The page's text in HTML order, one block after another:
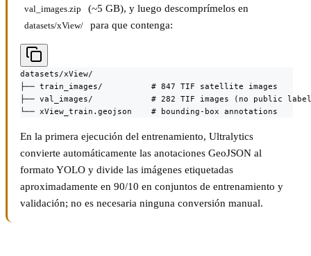
val_images.zip (~5 GB), y luego descomprímelos en
datasets/xView/ para que contenga:
datasets/xView/
├── train_images/          # 847 TIF satellite images
├── val_images/            # 282 TIF images (no public
└── xView_train.geojson    # bounding-box annotations
En la primera ejecución del entrenamiento, Ultralytics
convierte automáticamente las anotaciones GeoJSON al
formato YOLO y divide las imágenes etiquetadas
aproximadamente en 90/10 en conjuntos de entrenamiento y
validación; no es necesaria ninguna conversión manual.